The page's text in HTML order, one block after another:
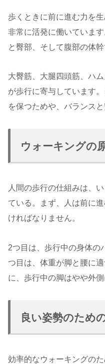
歩くときに前に進む力を
非常に活発に働いていま
と臀部、そして腹部の体幹
大臀筋、大腿四頭筋、ハ
が歩行に寄与しています
を保つためや、バランス
ウォーキングの
人間の歩行の仕組みは、
ている。まず、人は前に
ければなりません。
2つ目は、歩行中の身体の
つ目は、体重が脚と腰に
に、歩行中の脚はやや外
良い姿勢のため
効率的なウォーキングの